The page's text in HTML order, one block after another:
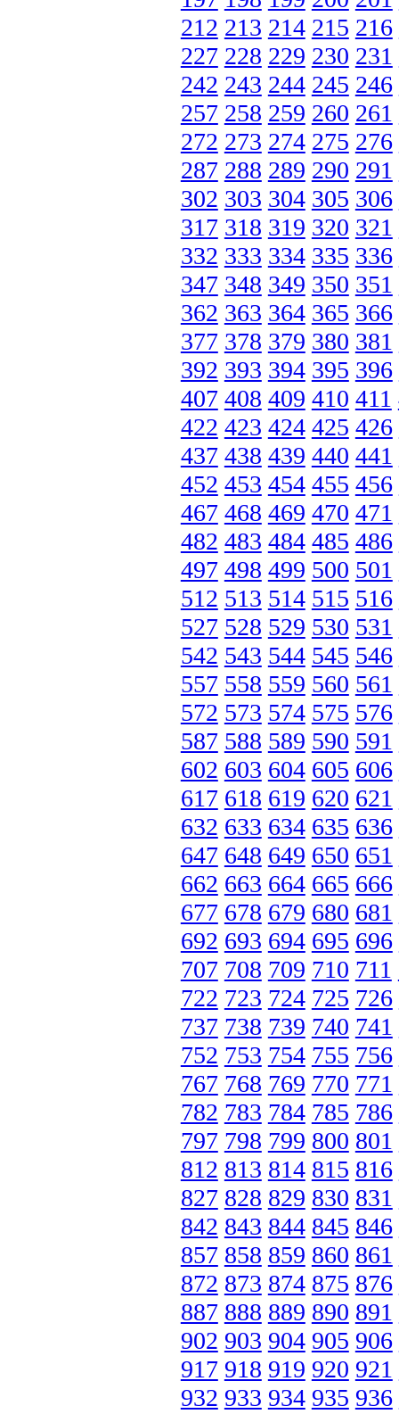
212 213 214 215 216
227 228 229 230 231
242 243 244 245 246
257 258 259 260 261
272 273 274 275 276
287 288 289 290 291
302 303 304 305 306
317 318 319 320 321
332 333 334 335 336
347 348 349 350 351
362 363 364 365 366
377 378 379 380 381
392 393 394 395 396
407 408 409 410 411
422 423 424 425 426
437 438 439 440 441
452 453 454 455 456
467 468 469 470 471
482 483 484 485 486
497 498 499 500 501
512 513 514 515 516
527 528 529 530 531
542 543 544 545 546
557 558 559 560 561
572 573 574 575 576
587 588 589 590 591
602 603 604 605 606
617 618 619 620 621
632 633 634 635 636
647 648 649 650 651
662 663 664 665 666
677 678 679 680 681
692 693 694 695 696
707 708 709 710 711
722 723 724 725 726
737 738 739 740 741
752 753 754 755 756
767 768 769 770 771
782 783 784 785 786
797 798 799 800 801
812 813 814 815 816
827 828 829 830 831
842 843 844 845 846
857 858 859 860 861
872 873 874 875 876
887 888 889 890 891
902 903 904 905 906
917 918 919 920 921
932 933 934 935 936